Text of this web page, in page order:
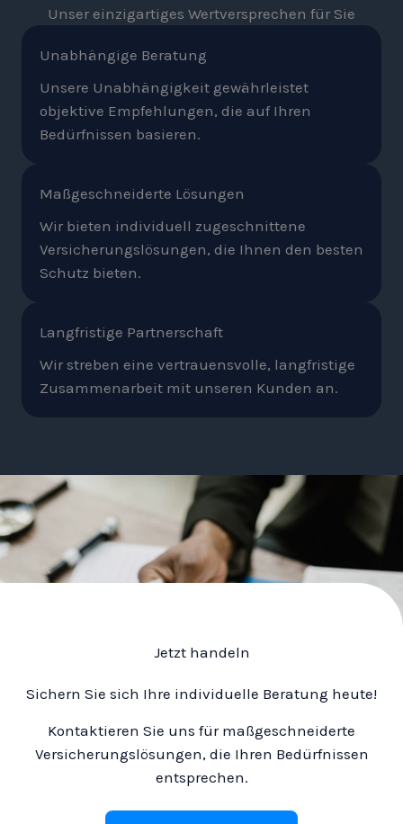
Unser einzigartiges Wertversprechen für Sie
Unabhängige Beratung
Unsere Unabhängigkeit gewährleistet
objektive Empfehlungen, die auf Ihren
Bedürfnissen basieren.
Maßgeschneiderte Lösungen
Wir bieten individuell zugeschnittene
Versicherungslösungen, die Ihnen den besten
Schutz bieten.
Langfristige Partnerschaft
Wir streben eine vertrauensvolle, langfristige
Zusammenarbeit mit unseren Kunden an.
Jetzt handeln
Sichern Sie sich Ihre individuelle Beratung heute!
Kontaktieren Sie uns für maßgeschneiderte
Versicherungslösungen, die Ihren Bedürfnissen
entsprechen.